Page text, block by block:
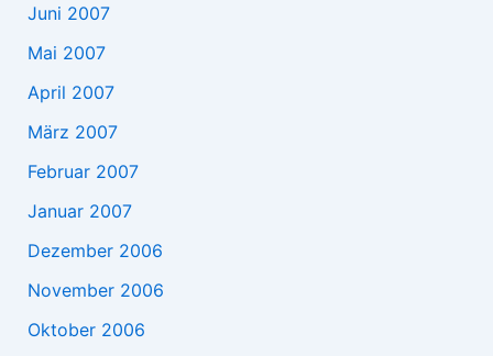
Juni 2007
Mai 2007
April 2007
März 2007
Februar 2007
Januar 2007
Dezember 2006
November 2006
Oktober 2006